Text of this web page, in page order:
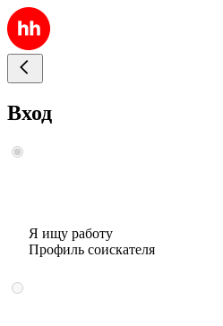
Вход
Я ищу работу
Профиль соискателя